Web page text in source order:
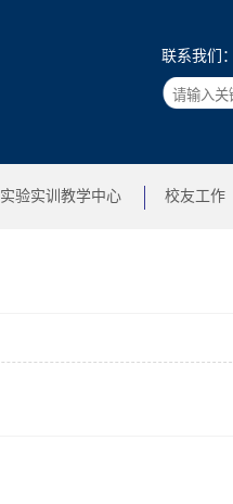
联系我们
实验实训教学中心 校友工作